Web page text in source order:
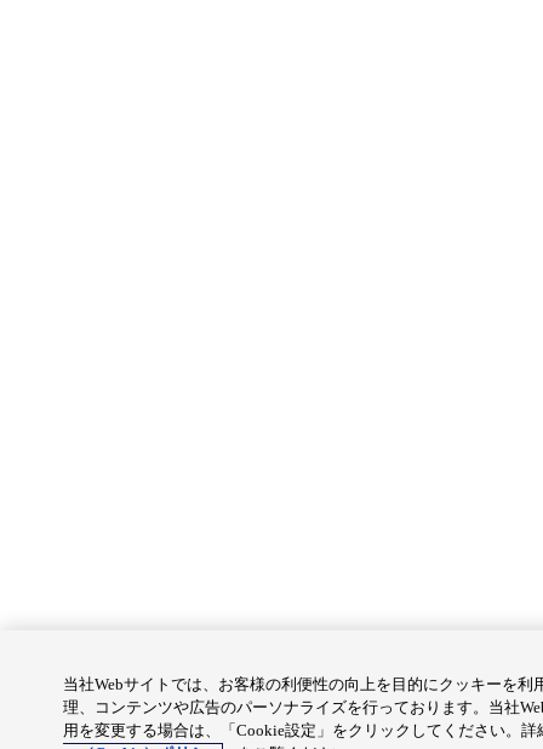
当社Webサイトでは、お客様の利便性の向上を目的にクッキーを利
理、コンテンツや広告のパーソナライズを行っております。当社
用を変更する場合は、「Cookie設定」をクリックしてください。